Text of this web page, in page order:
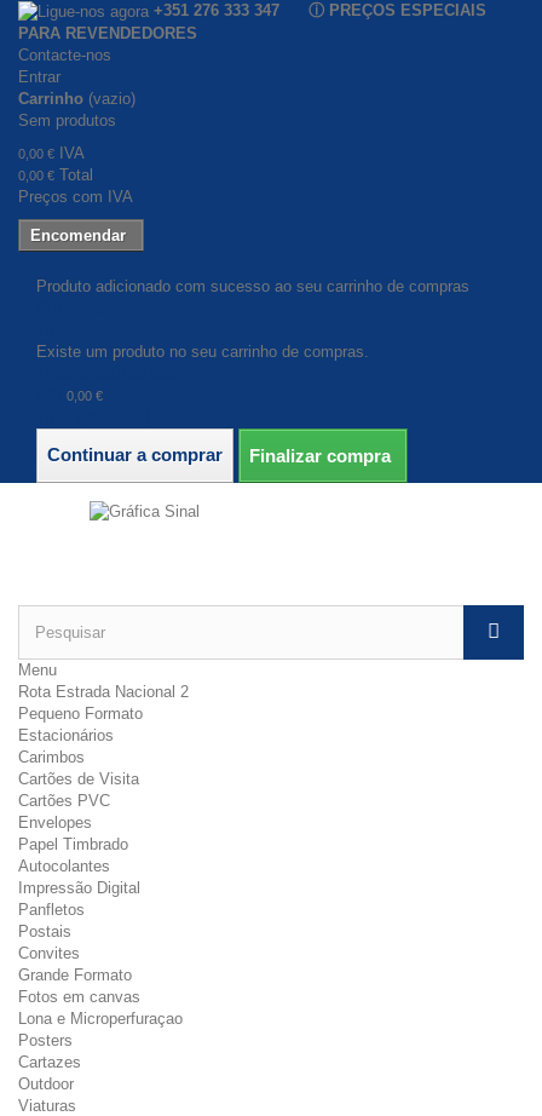
+351 276 333 347 ⓘ PREÇOS ESPECIAIS
PARA REVENDEDORES
Contacte-nos
Entrar
Carrinho (vazio)
Sem produtos
0,00 € IVA
0,00 € Total
Preços com IVA
Encomendar
Produto adicionado com sucesso ao seu carrinho de compras
Existe um produto no seu carrinho de compras.
0,00 €
Continuar a comprar Finalizar compra
Menu
Rota Estrada Nacional 2
Pequeno Formato
Estacionários
Carimbos
Cartões de Visita
Cartões PVC
Envelopes
Papel Timbrado
Autocolantes
Impressão Digital
Panfletos
Postais
Convites
Grande Formato
Fotos em canvas
Lona e Microperfuraçao
Posters
Cartazes
Outdoor
Viaturas